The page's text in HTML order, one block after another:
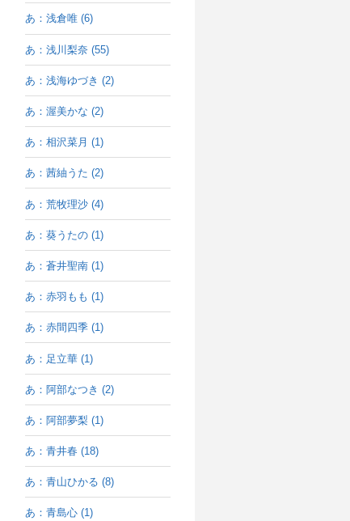
あ：浅倉唯 (6)
あ：浅川梨奈 (55)
あ：浅海ゆづき (2)
あ：渥美かな (2)
あ：相沢菜月 (1)
あ：茜紬うた (2)
あ：荒牧理沙 (4)
あ：葵うたの (1)
あ：蒼井聖南 (1)
あ：赤羽もも (1)
あ：赤間四季 (1)
あ：足立華 (1)
あ：阿部なつき (2)
あ：阿部夢梨 (1)
あ：青井春 (18)
あ：青山ひかる (8)
あ：青島心 (1)